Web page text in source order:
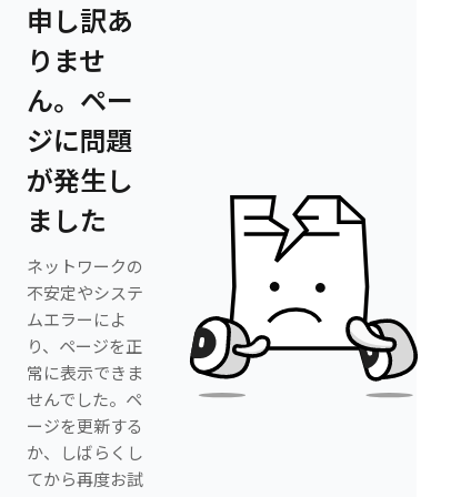
申し訳あ
りませ
ん。ペー
ジに問題
が発生し
ました
ネットワークの
不安定やシステ
ムエラーによ
り、ページを正
常に表示できま
せんでした。ペ
ージを更新する
か、しばらくし
てから再度お試